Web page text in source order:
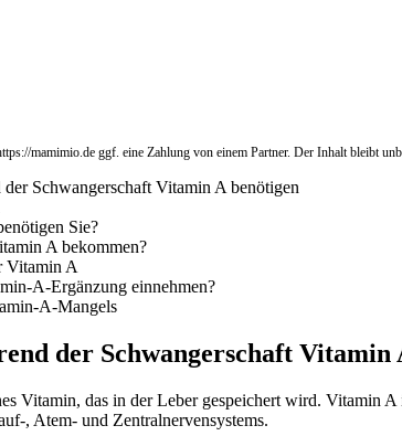
mamimio.de ggf. eine Zahlung von einem Partner. Der Inhalt bleibt
Schwangerschaft Vitamin A benötigen
Sie?
A bekommen?
Vitamin A
A-Ergänzung einnehmen?
A-Mangels
der Schwangerschaft Vitamin
Vitamin, das in der Leber gespeichert wird. Vitamin
, Atem- und Zentralnervensystems.